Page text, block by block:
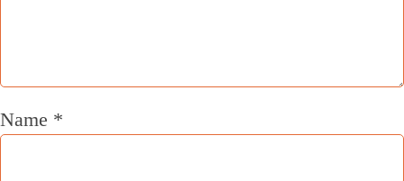
Name *